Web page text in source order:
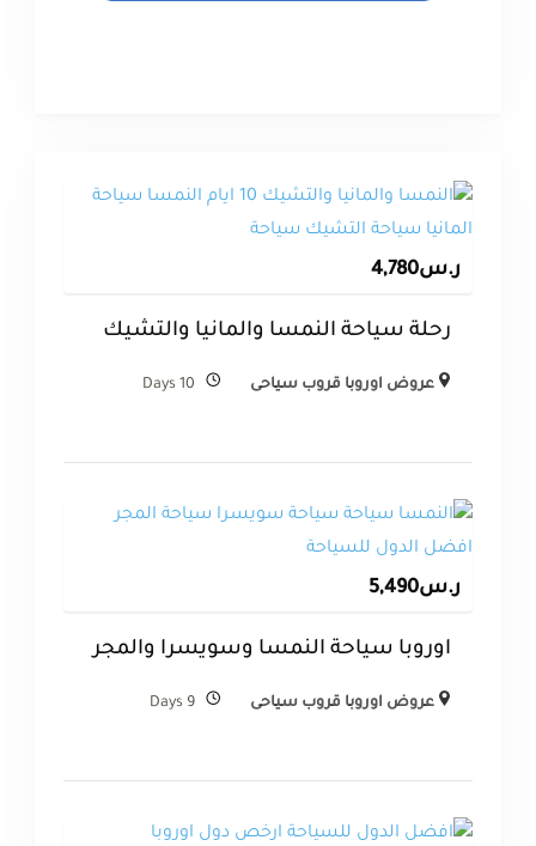
ر.س4,780
رحلة سياحة النمسا والمانيا والتشيك
عروض اوروبا قروب سياحى 10 Days
ر.س5,490
اوروبا سياحة النمسا وسويسرا والمجر
عروض اوروبا قروب سياحى 9 Days